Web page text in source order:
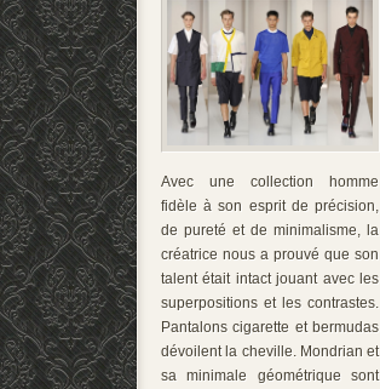
Avec une collection homme
fidèle à son esprit de précision,
de pureté et de minimalisme, la
créatrice nous a prouvé que son
talent était intact jouant avec les
superpositions et les contrastes.
Pantalons cigarette et bermudas
dévoilent la cheville. Mondrian et
sa minimale géométrique sont